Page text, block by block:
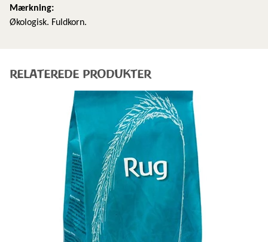
Mærkning:
Økologisk. Fuldkorn.
RELATEREDE PRODUKTER